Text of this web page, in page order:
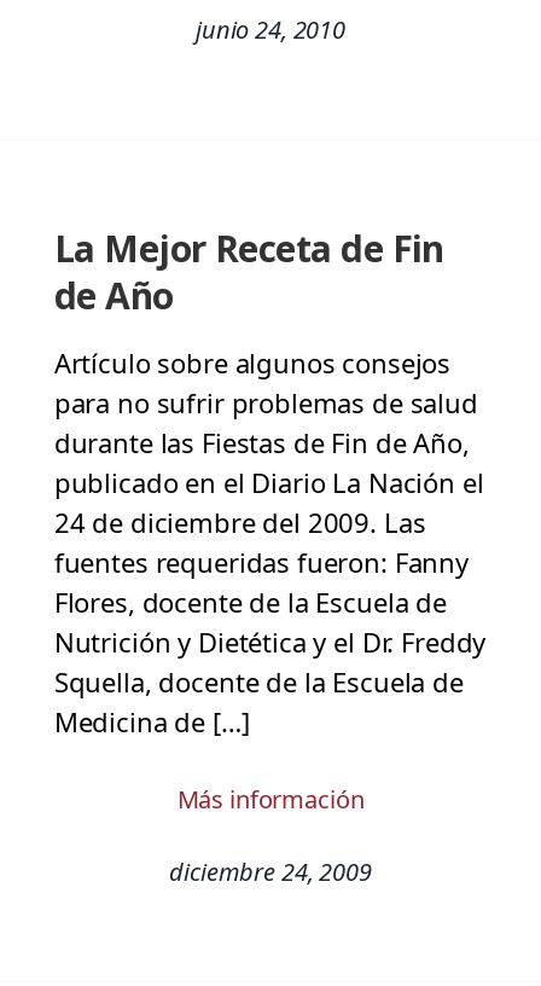
junio 24, 2010
La Mejor Receta de Fin
de Año
Artículo sobre algunos consejos
para no sufrir problemas de salud
durante las Fiestas de Fin de Año,
publicado en el Diario La Nación el
24 de diciembre del 2009. Las
fuentes requeridas fueron: Fanny
Flores, docente de la Escuela de
Nutrición y Dietética y el Dr. Freddy
Squella, docente de la Escuela de
Medicina de […]
Más información
diciembre 24, 2009